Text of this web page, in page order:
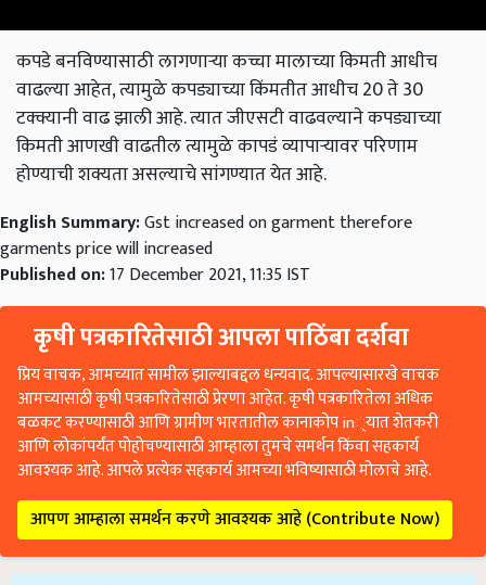
कपडे बनविण्यासाठी लागणाऱ्या कच्चा मालाच्या किमती आधीच
वाढल्या आहेत, त्यामुळे कपड्याच्या किंमतीत आधीच 20 ते 30
टक्क्यानी वाढ झाली आहे. त्यात जीएसटी वाढवल्याने कपड्याच्या
किमती आणखी वाढतील त्यामुळे कापडं व्यापाऱ्यावर परिणाम
होण्याची शक्यता असल्याचे सांगण्यात येत आहे.
English Summary:Gst increased on garment therefore
garments price will increased
Published on:17 December 2021, 11:35 IST
कृषी पत्रकारितेसाठी आपला पाठिंबा दर्शवा
प्रिय वाचक, आमच्यात सामील झाल्याबद्दल धन्यवाद. आपल्यासारखे वाचक
आमच्यासाठी कृषी पत्रकारितेसाठी प्रेरणा आहेत. कृषी पत्रकारितेला अधिक
बळकट करण्यासाठी आणि ग्रामीण भारतातील कानाकोप in्यात शेतकरी
आणि लोकांपर्यंत पोहोचण्यासाठी आम्हाला तुमचे समर्थन किंवा सहकार्य
आवश्यक आहे. आपले प्रत्येक सहकार्य आमच्या भविष्यासाठी मोलाचे आहे.
आपण आम्हाला समर्थन करणे आवश्यक आहे (Contribute Now)